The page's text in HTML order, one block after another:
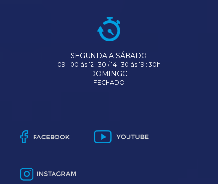
SEGUNDA A SÁBADO
09 : 00 às 12 : 30 / 14 : 30 às 19 : 30h
DOMINGO
FECHADO